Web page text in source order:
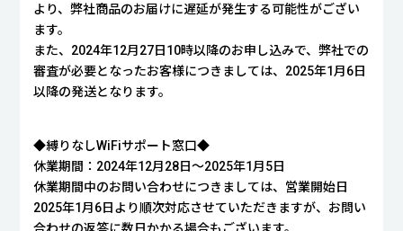
より、弊社商品のお届けに遅延が発生する可能性がござい
ます。
また、2024年12月27日10時以降のお申し込みで、弊社での
審査が必要となったお客様につきましては、2025年1月6日
以降の発送となります。
◆縛りなしWiFiサポート窓口◆
休業期間：2024年12月28日～2025年1月5日
休業期間中のお問い合わせにつきましては、営業開始日
2025年1月6日より順次対応させていただきますが、お問い